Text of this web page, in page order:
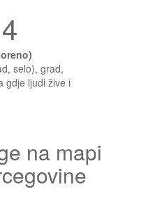
selo), grad,
gdje ljudi žive i
na mapi